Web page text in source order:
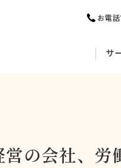
お電
サ
の会社、